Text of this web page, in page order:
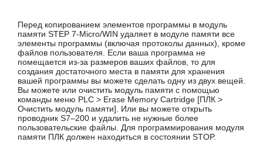
Перед копированием элементов программы в модуль
памяти STEP 7-Micro/WIN удаляет в модуле памяти все
элементы программы (включая протоколы данных), кроме
файлов пользователя. Если ваша программа не
помещается из-за размеров ваших файлов, то для
создания достаточного места в памяти для хранения
вашей программы вы можете сделать одну из двух вещей.
Вы можете или очистить модуль памяти с помощью
команды меню PLC > Erase Memory Cartridge [ПЛК >
Очистить модуль памяти]. Или вы можете открыть
проводник S7–200 и удалить не нужные более
пользовательские файлы. Для программирования модуля
памяти ПЛК должен находиться в состоянии STOP.